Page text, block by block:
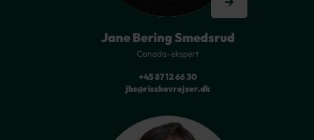
Jane Bering Smedsrud
Canada-ekspert
+45 87 12 66 30
jbs@risskovrejser.dk